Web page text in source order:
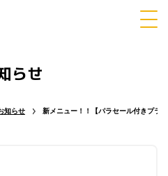
体験 ダイビング
らせ
知らせ 新メニュー！！【パラセール付きプラ